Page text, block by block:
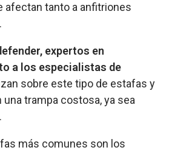
afectan tanto a anfitriones
expertos en
a los especialistas de
sobre este tipo de estafas y
trampa costosa, ya sea
más comunes son los